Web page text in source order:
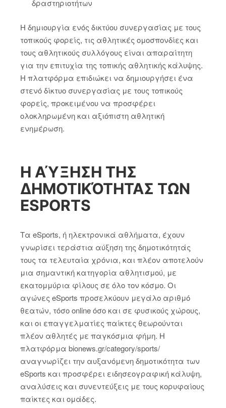
δραστηριοτήτων
Η δημιουργία ενός δικτύου συνεργασίας με τους
τοπικούς φορείς, τις αθλητικές ομοσπονδίες και
τους αθλητικούς συλλόγους είναι απαραίτητη
για την επιτυχία της τοπικής αθλητικής κάλυψης.
Η πλατφόρμα επιδιώκει να δημιουργήσει ένα
στενό δίκτυο συνεργασίας με τους τοπικούς
φορείς, προκειμένου να προσφέρει
ολοκληρωμένη και αξιόπιστη αθλητική
ενημέρωση.
Η ΑΎΞΗΣΗ ΤΗΣ
ΔΗΜΟΤΙΚΌΤΗΤΑΣ ΤΩΝ
ESPORTS
Τα eSports, ή ηλεκτρονικά αθλήματα, έχουν
γνωρίσει τεράστια αύξηση της δημοτικότητάς
τους τα τελευταία χρόνια, και πλέον αποτελούν
μια σημαντική κατηγορία αθλητισμού, με
εκατομμύρια φίλους σε όλο τον κόσμο. Οι
αγώνες eSports προσελκύουν μεγάλο αριθμό
θεατών, τόσο online όσο και σε φυσικούς χώρους,
και οι επαγγελματίες παίκτες θεωρούνται
πλέον αθλητές με παγκόσμια φήμη. Η
πλατφόρμα bionews.gr/category/sports/
αναγνωρίζει την αυξανόμενη δημοτικότητα των
eSports και προσφέρει ειδησεογραφική κάλυψη,
αναλύσεις και συνεντεύξεις με τους κορυφαίους
παίκτες και ομάδες.